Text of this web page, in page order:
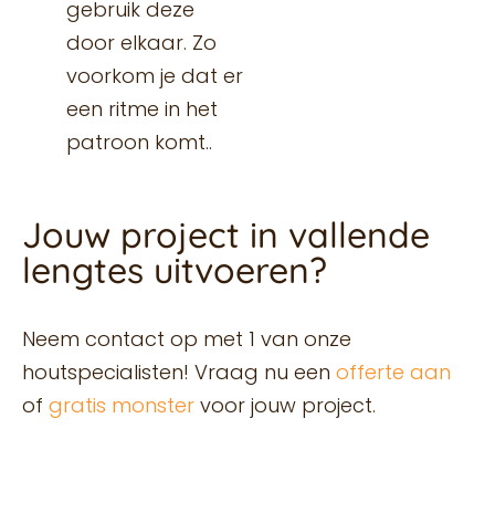
gebruik deze
door elkaar. Zo
voorkom je dat er
een ritme in het
patroon komt..
Jouw project in vallende
lengtes uitvoeren?
Neem contact op met 1 van onze
houtspecialisten! Vraag nu een offerte aan
of gratis monster voor jouw project.